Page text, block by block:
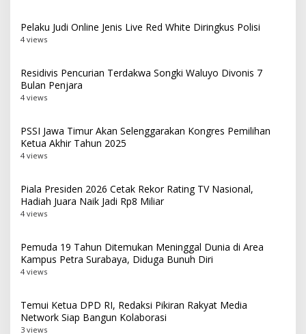
Pelaku Judi Online Jenis Live Red White Diringkus Polisi
4 views
Residivis Pencurian Terdakwa Songki Waluyo Divonis 7
Bulan Penjara
4 views
PSSI Jawa Timur Akan Selenggarakan Kongres Pemilihan
Ketua Akhir Tahun 2025
4 views
Piala Presiden 2026 Cetak Rekor Rating TV Nasional,
Hadiah Juara Naik Jadi Rp8 Miliar
4 views
Pemuda 19 Tahun Ditemukan Meninggal Dunia di Area
Kampus Petra Surabaya, Diduga Bunuh Diri
4 views
Temui Ketua DPD RI, Redaksi Pikiran Rakyat Media
Network Siap Bangun Kolaborasi
3 views